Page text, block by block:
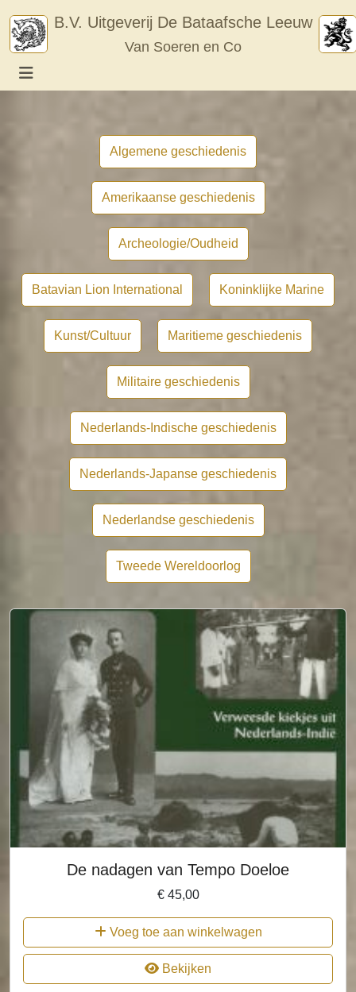
content
B.V. Uitgeverij De Bataafsche Leeuw
Van Soeren en Co
Algemene geschiedenis
Amerikaanse geschiedenis
Archeologie/Oudheid
Batavian Lion International Koninklijke Marine
Kunst/Cultuur Maritieme geschiedenis
Militaire geschiedenis
Nederlands-Indische geschiedenis
Nederlands-Japanse geschiedenis
Nederlandse geschiedenis
Tweede Wereldoorlog
De nadagen van Tempo Doeloe
€45,00
Voeg toe aan winkelwagen
Bekijken